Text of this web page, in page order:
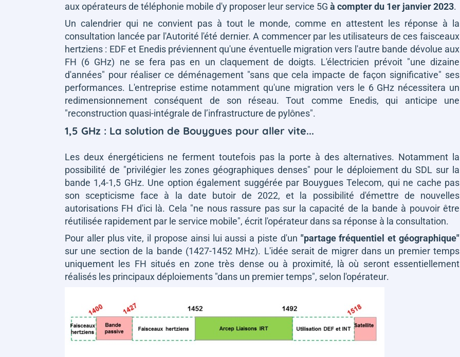
aux opérateurs de téléphonie mobile d'y proposer leur service 5G à compter du 1er janvier 2023.
Un calendrier qui ne convient pas à tout le monde, comme en attestent les réponse à la
consultation lancée par l'Autorité l'été dernier. A commencer par les utilisateurs de ces faisceaux
hertziens : EDF et Enedis préviennent qu'une éventuelle migration vers l'autre bande dévolue aux
FH (6 GHz) ne se fera pas en un claquement de doigts. L'électricien prévoit "une dizaine
d'années" pour réaliser ce déménagement "sans que cela impacte de façon significative" ses
performances. L'entreprise estime notamment qu'une migration vers le 6 GHz nécessitera un
redimensionnement conséquent de son réseau. Tout comme Enedis, qui anticipe une
"reconstruction quasi-intégrale de l’infrastructure de pylônes".
1,5 GHz : La solution de Bouygues pour aller vite...
Les deux énergéticiens ne ferment toutefois pas la porte à des alternatives. Notamment la
possibilité de "privilégier les zones géographiques denses" pour le déploiement du SDL sur la
bande 1,4-1,5 GHz. Une option également suggérée par Bouygues Telecom, qui ne cache pas
son scepticisme face à la date butoir de 2022, et la possibilité d'émettre de nouvelles
autorisations FH d'ici là. Cela "ne nous rassure pas sur la capacité de la bande à pouvoir être
réutilisée rapidement par le service mobile", écrit l'opérateur dans sa réponse à la consultation.
Pour aller plus vite, il propose ainsi lui aussi a piste d'un "partage fréquentiel et géographique"
sur une section de la bande (1427-1452 MHz). L'idée serait de migrer dans un premier temps
uniquement les FH situés en zone très dense ou à proximité, là où seront essentiellement
réalisés les principaux déploiements "dans un premier temps", selon l'opérateur.